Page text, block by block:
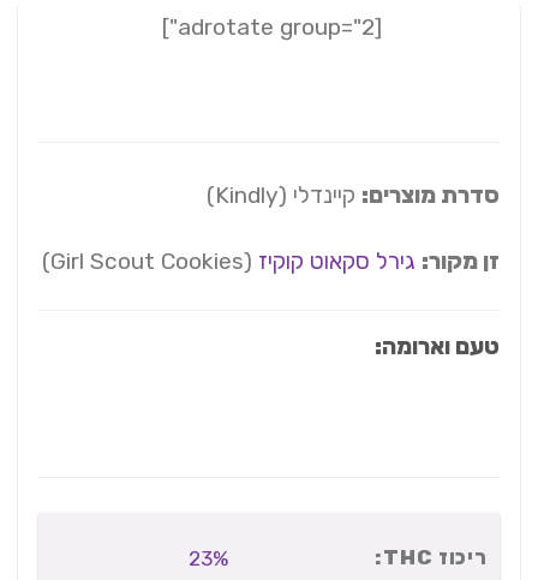
סדרת מוצרים:קיינדלי (Kindly)
זן מקור: גירל סקאוט קוקיז(Girl Scout Cookies)
טעם וארומה:
ריכוז THC: 23%